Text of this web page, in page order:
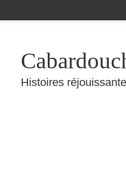
Histoires